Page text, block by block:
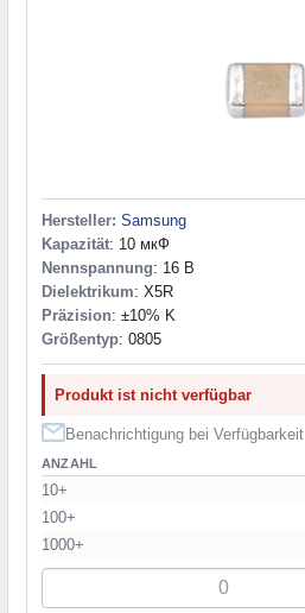
Hersteller: Samsung
Kapazität: 10 мкФ
Nennspannung: 16 В
Dielektrikum: X5R
Präzision: ±10% K
Größentyp: 0805
Produkt ist nicht verfügbar
Benachrichtigung bei Verfügbarkeit
ANZAHL
10+
100+
1000+